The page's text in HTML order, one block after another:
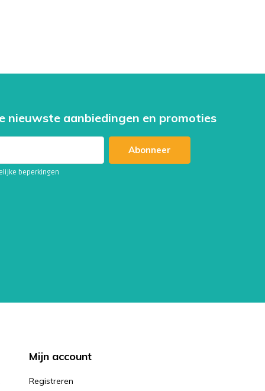
nieuwste aanbiedingen en promoties
Abonneer
beperkingen
Mijn account
Registreren